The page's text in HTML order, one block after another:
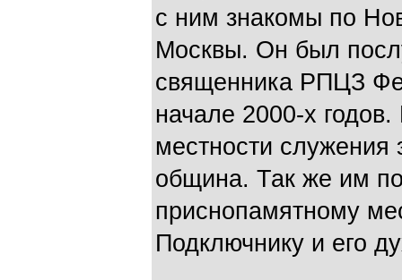
с ним знакомы по
Москвы. Он был
священника РПЦЗ
начале 2000-х
местности служения
община. Так же им
приснопамятному
Подключнику и его